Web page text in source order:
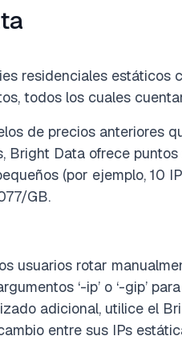
residenciales estáticos
todos los cuales
de precios anteriores
Bright Data ofrece
(por ejemplo, 10
GB.
usuarios rotar
‘-ip’ o ‘-gip’
adicional, utilice el
entre sus IPs